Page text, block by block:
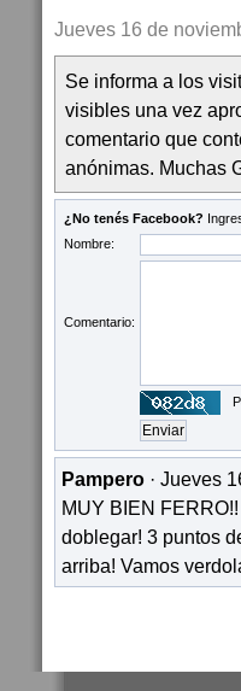
Jueves 16 de
Se informa a los
visibles una vez
comentario que
anónimas. Muchas
¿No tenés Facebook?
Nombre:
Comentario:
Pampero · Jueves
MUY BIEN
doblegar! 3 puntos
arriba! Vamos